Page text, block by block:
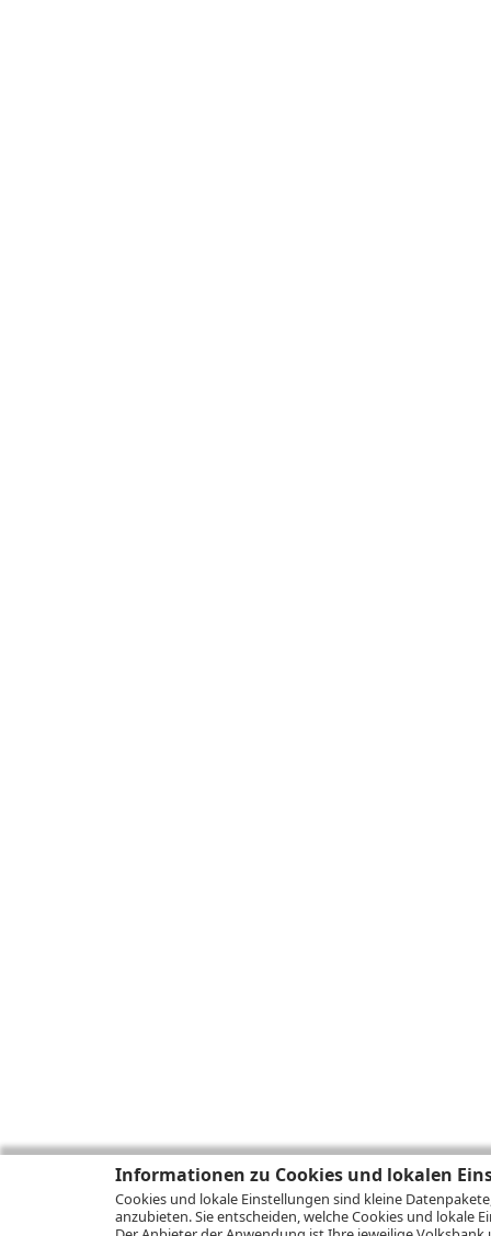
Informationen zu Cookies und lokalen
Cookies und lokale Einstellungen sind kleine
anzubieten. Sie entscheiden, welche Cookies und lokale